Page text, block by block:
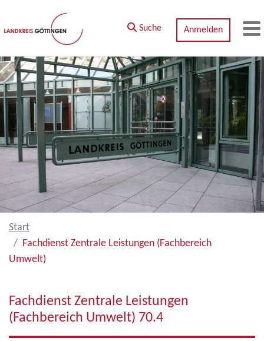
Zum Hauptinhalt springen
Suche Anmelden
Start
Fachdienst Zentrale Leistungen (Fachbereich
Umwelt)
Fachdienst Zentrale Leistungen
(Fachbereich Umwelt) 70.4